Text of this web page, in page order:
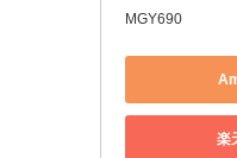
MGY690
楽